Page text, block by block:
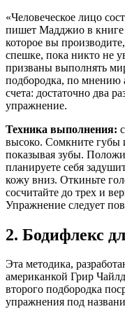
«Человеческое лицо
пишет Мадджио в
которое вы
спешке, пока никто не
призваны выполнять
подбородка, по мнению
счета: достаточно два
упражнение.
Техника выполнения:
высоко. Сомкните губы
показывая зубы.
планируете себя
кожу вниз. Откиньте
сосчитайте до трех и
Упражнение следует
2. Бодифлекс
Эта методика,
американкой Грир
второго подбородка
упражнения под